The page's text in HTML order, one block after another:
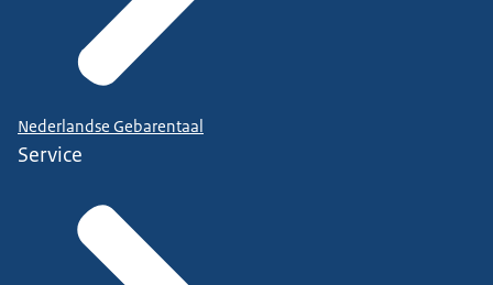
Nederlandse Gebarentaal
Service